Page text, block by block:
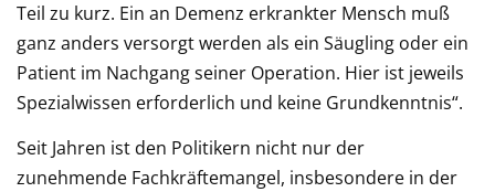
Teil zu kurz. Ein an Demenz erkrankter Mensch muß
ganz anders versorgt werden als ein Säugling oder ein
Patient im Nachgang seiner Operation. Hier ist jeweils
Spezialwissen erforderlich und keine Grundkenntnis“.
Seit Jahren ist den Politikern nicht nur der
zunehmende Fachkräftemangel, insbesondere in der